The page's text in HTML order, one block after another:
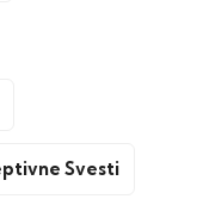
Svesti